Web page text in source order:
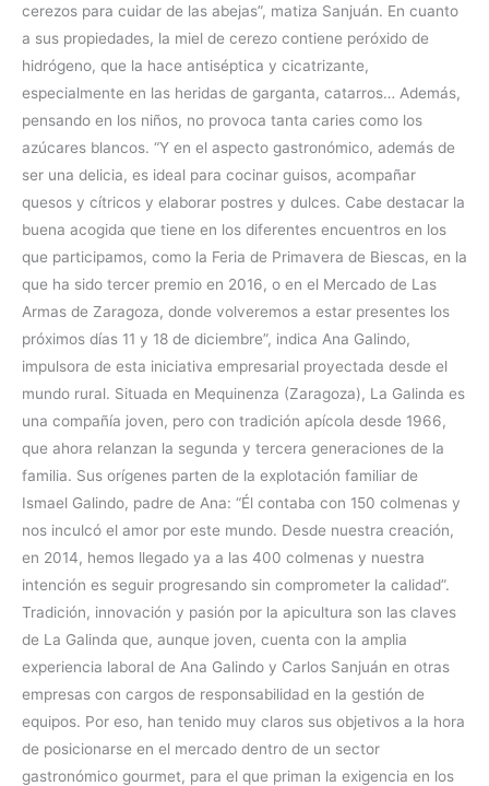
cerezos para cuidar de las abejas”, matiza Sanjuán. En cuanto
a sus propiedades, la miel de cerezo contiene peróxido de
hidrógeno, que la hace antiséptica y cicatrizante,
especialmente en las heridas de garganta, catarros… Además,
pensando en los niños, no provoca tanta caries como los
azúcares blancos. “Y en el aspecto gastronómico, además de
ser una delicia, es ideal para cocinar guisos, acompañar
quesos y cítricos y elaborar postres y dulces. Cabe destacar la
buena acogida que tiene en los diferentes encuentros en los
que participamos, como la Feria de Primavera de Biescas, en la
que ha sido tercer premio en 2016, o en el Mercado de Las
Armas de Zaragoza, donde volveremos a estar presentes los
próximos días 11 y 18 de diciembre”, indica Ana Galindo,
impulsora de esta iniciativa empresarial proyectada desde el
mundo rural. Situada en Mequinenza (Zaragoza), La Galinda es
una compañía joven, pero con tradición apícola desde 1966,
que ahora relanzan la segunda y tercera generaciones de la
familia. Sus orígenes parten de la explotación familiar de
Ismael Galindo, padre de Ana: “Él contaba con 150 colmenas y
nos inculcó el amor por este mundo. Desde nuestra creación,
en 2014, hemos llegado ya a las 400 colmenas y nuestra
intención es seguir progresando sin comprometer la calidad”.
Tradición, innovación y pasión por la apicultura son las claves
de La Galinda que, aunque joven, cuenta con la amplia
experiencia laboral de Ana Galindo y Carlos Sanjuán en otras
empresas con cargos de responsabilidad en la gestión de
equipos. Por eso, han tenido muy claros sus objetivos a la hora
de posicionarse en el mercado dentro de un sector
gastronómico gourmet, para el que priman la exigencia en los